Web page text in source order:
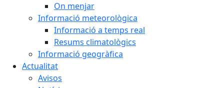
On menjar
Informació meteorològica
Informació a temps real
Resums climatològics
Informació geogràfica
Actualitat
Avisos